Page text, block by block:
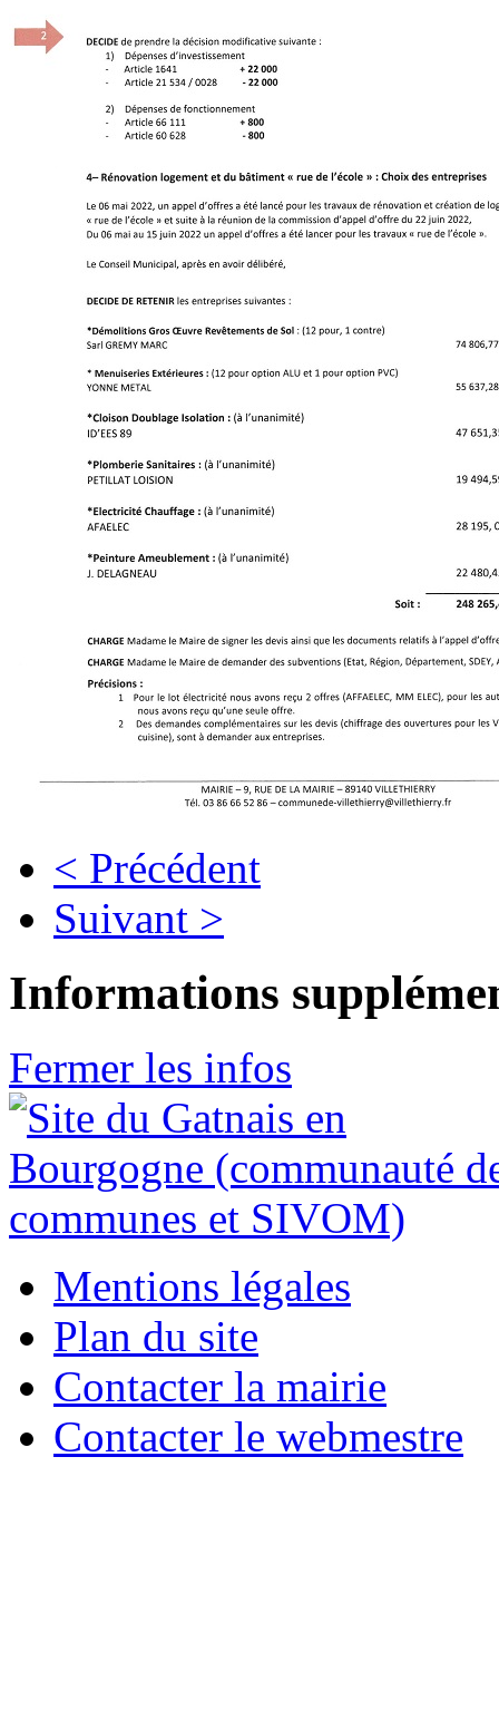
< Précédent
Suivant >
Informations
Fermer les infos
Mentions légales
Plan du site
Contacter la mairie
Contacter le webmestre